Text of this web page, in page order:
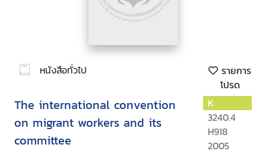
หนังสือทั่วไป
รายการ
โปรด
The international convention
on migrant workers and its
committee
K
3240.4
H918
2005